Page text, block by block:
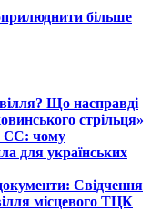
більше
Що насправді
стрільця»
ЄС: чому
для українських
Свідчення
місцевого ТЦК